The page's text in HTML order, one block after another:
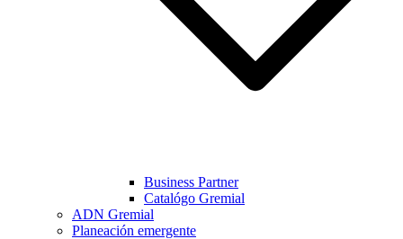
Business Partner
Catalógo Gremial
ADN Gremial
Planeación emergente